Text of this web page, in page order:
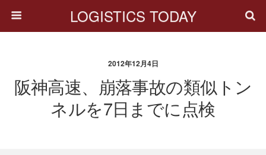
LOGISTICS TODAY
2012年12月4日
阪神高速、崩落事故の類似トン
ネルを7日までに点検